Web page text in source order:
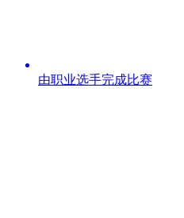
由职业选手完成比赛